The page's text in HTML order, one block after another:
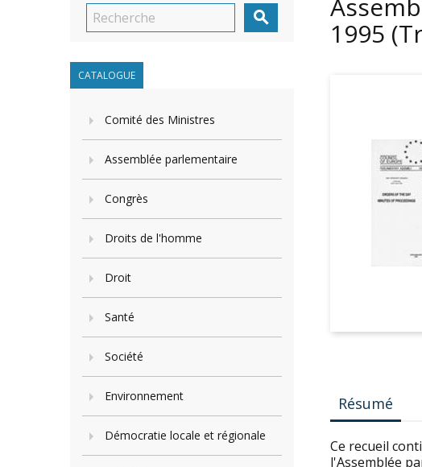

CATALOGUE
Comité des Ministres
Assemblée parlementaire
Congrès
Droits de l'homme
Droit
Santé
Société
Environnement
Démocratie locale et régionale
1995
Résumé
Ce recueil
l'Assemblée